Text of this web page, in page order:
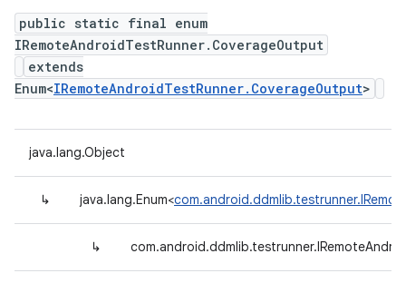
public static final enum
IRemoteAndroidTestRunner.CoverageOutput
extends
Enum<IRemoteAndroidTestRunner.CoverageOutput>
java.lang.Object
↳ java.lang.Enum<
↳